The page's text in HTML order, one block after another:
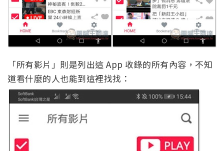
「所有影片」則是列出這 App 收錄的所有內容，不知
道看什麼的人也能到這裡找找：